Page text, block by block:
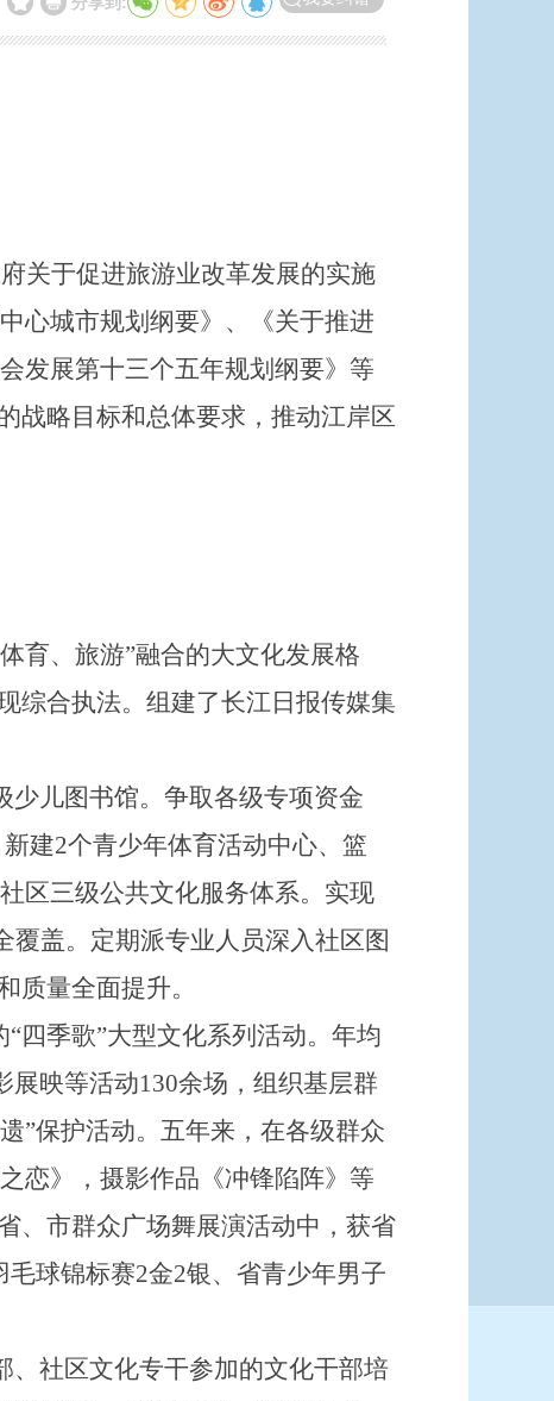
关于促进旅游业改革发展的实施
中心城市规划纲要》、《关于推进
发展第十三个五年规划纲要》等
战略目标和总体要求，推动江岸区
育、旅游”融合的大文化发展格
综合执法。组建了长江日报传媒集
少儿图书馆。争取各级专项资金
建2个青少年体育活动中心、篮
区三级公共文化服务体系。实现
覆盖。定期派专业人员深入社区图
质量全面提升。
四季歌”大型文化系列活动。年均
展映等活动130余场，组织基层群
”保护活动。五年来，在各级群众
恋》，摄影作品《冲锋陷阵》等
、市群众广场舞展演活动中，获省
毛球锦标赛2金2银、省青少年男子
社区文化专干参加的文化干部培